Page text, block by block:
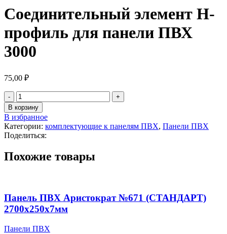
Соединительный элемент Н-
профиль для панели ПВХ
3000
75,00 ₽
Количество
товара
Соединительный
элемент
Н-
профиль
панели
В корзину
В избранное
Категории: комплектующие к панелям ПВХ, Панели ПВХ
Поделиться:
Похожие товары
Панель ПВХ Аристократ №671 (СТАНДАРТ)
2700х250х7мм
Панели ПВХ